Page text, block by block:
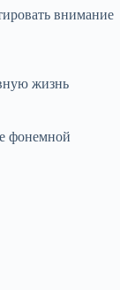
внимание
жизнь
фонемной